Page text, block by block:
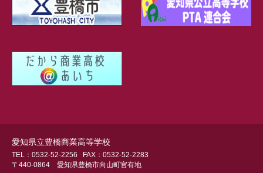
愛知県立豊橋商業高等学校
TEL：0532-52-2256
FAX：0532-52-2283
〒440-0864 愛知県豊橋市向山町官有地